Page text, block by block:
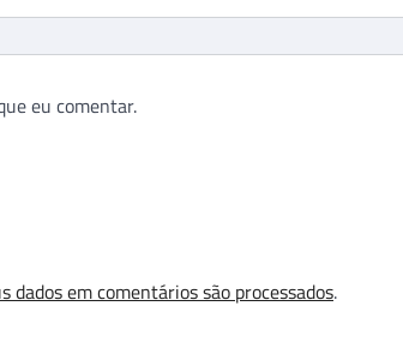
eu comentar.
dados em comentários são processados.